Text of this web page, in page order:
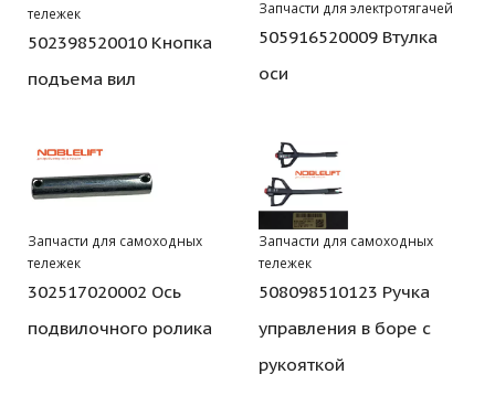
тележек
502398520010 Кнопка
подъема вил
Запчасти для электротягачей
505916520009 Втулка
оси
Запчасти для самоходных
тележек
302517020002 Ось
подвилочного ролика
Запчасти для самоходных
тележек
508098510123 Ручка
управления в боре с
рукояткой